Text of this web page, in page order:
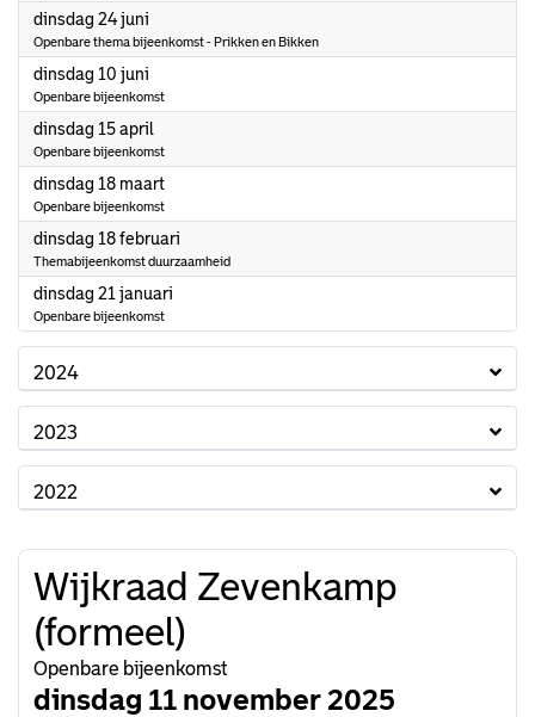
dinsdag 24 juni
Openbare thema bijeenkomst - Prikken en Bikken
dinsdag 10 juni
Openbare bijeenkomst
dinsdag 15 april
Openbare bijeenkomst
dinsdag 18 maart2025
Openbare bijeenkomst
dinsdag 18 februari
Themabijeenkomst duurzaamheid
dinsdag 21 januari
Openbare bijeenkomst
2024
2023
2022
Wijkraad Zevenkamp
(formeel)
Openbare bijeenkomst
dinsdag 11 november 2025